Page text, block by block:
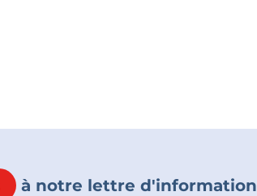
à notre lettre d'information